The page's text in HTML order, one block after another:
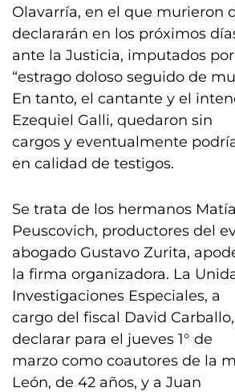
Olavarría, en el que murieron
declararán en los próximos
ante la Justicia, imputados
“estrago doloso seguido de
En tanto, el cantante y el
Ezequiel Galli, quedaron sin
cargos y eventualmente
en calidad de testigos.
Se trata de los hermanos
Peuscovich, productores del
abogado Gustavo Zurita,
la firma organizadora. La
Investigaciones Especiales, a
cargo del fiscal David
declarar para el jueves 1° de
marzo como coautores de la
León, de 42 años, y a Juan